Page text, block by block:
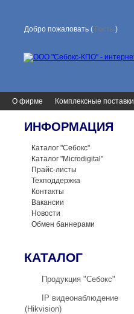
Добро пожаловать ( Гость )
О фирме Комплексные поставки
ИНФОРМАЦИЯ
Каталог "Себокс"
Каталог "Microdigital"
Прайс-листы
Техподдержка
Контакты
Вакансии
Новости
Обмен баннерами
КАТАЛОГ
Продукция "Себокс"
IP видеонаблюдение
(Hikvision)